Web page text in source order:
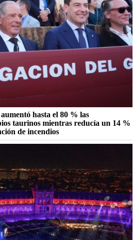
hasta el 80 % las
taurinos mientras reducía un 14 %
de incendios